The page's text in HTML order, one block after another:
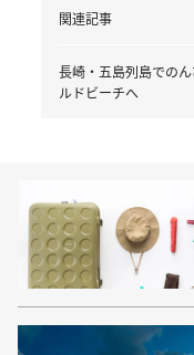
関連記事
長崎・五島列島での
ルドビーチへ